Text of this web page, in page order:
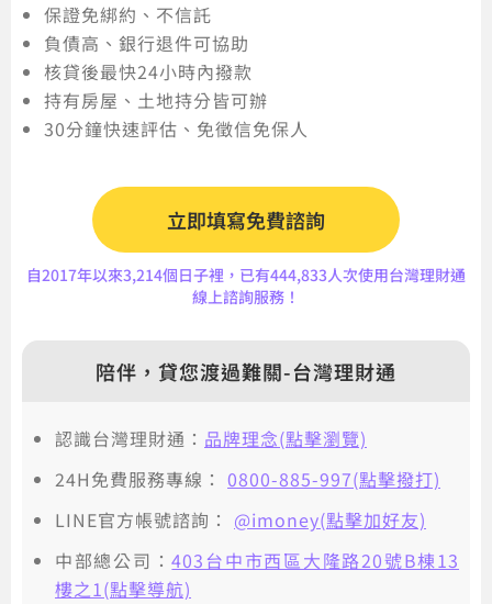
保證免綁約、不信託
負債高、銀行退件可協助
核貸後最快24小時內撥款
持有房屋、土地持分皆可辦
30分鐘快速評估、免徵信免保人
立即填寫免費諮詢
自2017年以來3,214個日子裡，已有444,833人次使用台灣理財通
線上諮詢服務！
陪伴，貸您渡過難關-台灣理財通
認識台灣理財通： 品牌理念(點擊瀏覽)
24H免費服務專線： 0800-885-997(點擊撥打)
LINE官方帳號諮詢： @imoney(點擊加好友)
中部總公司：403台中市西區大隆路20號B棟13
樓之1(點擊導航)